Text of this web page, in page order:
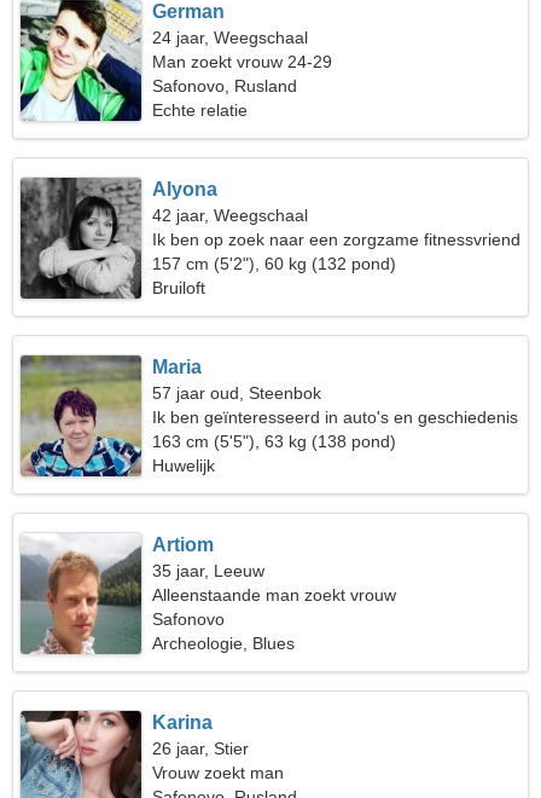
German
24 jaar, Weegschaal
Man zoekt vrouw 24-29
Safonovo, Rusland
Echte relatie
Alyona
42 jaar, Weegschaal
Ik ben op zoek naar een zorgzame fitnessvriend
157 cm (5'2"), 60 kg (132 pond)
Bruiloft
Maria
57 jaar oud, Steenbok
Ik ben geïnteresseerd in auto's en geschiedenis
163 cm (5'5"), 63 kg (138 pond)
Huwelijk
Artiom
35 jaar, Leeuw
Alleenstaande man zoekt vrouw
Safonovo
Archeologie, Blues
Karina
26 jaar, Stier
Vrouw zoekt man